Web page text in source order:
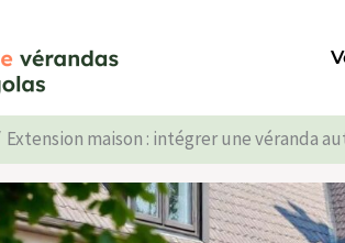
Extension maison : intégrer une véranda